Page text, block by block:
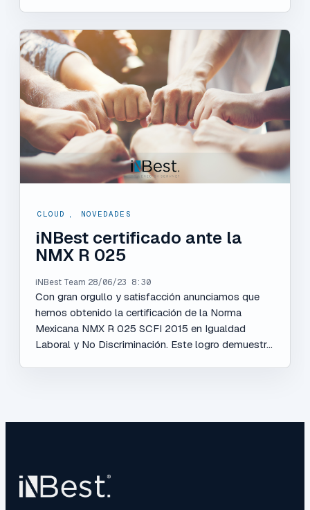
CLOUD , NOVEDADES
iNBest certificado ante la
NMX R 025
iNBest Team 28/06/23 8:30
Con gran orgullo y satisfacción anunciamos que
hemos obtenido la certificación de la Norma
Mexicana NMX R 025 SCFI 2015 en Igualdad
Laboral y No Discriminación. Este logro demuestr...